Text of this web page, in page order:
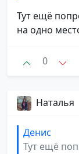
Тут ещё
на одно
0
Наталья
Денис
Тут ещё